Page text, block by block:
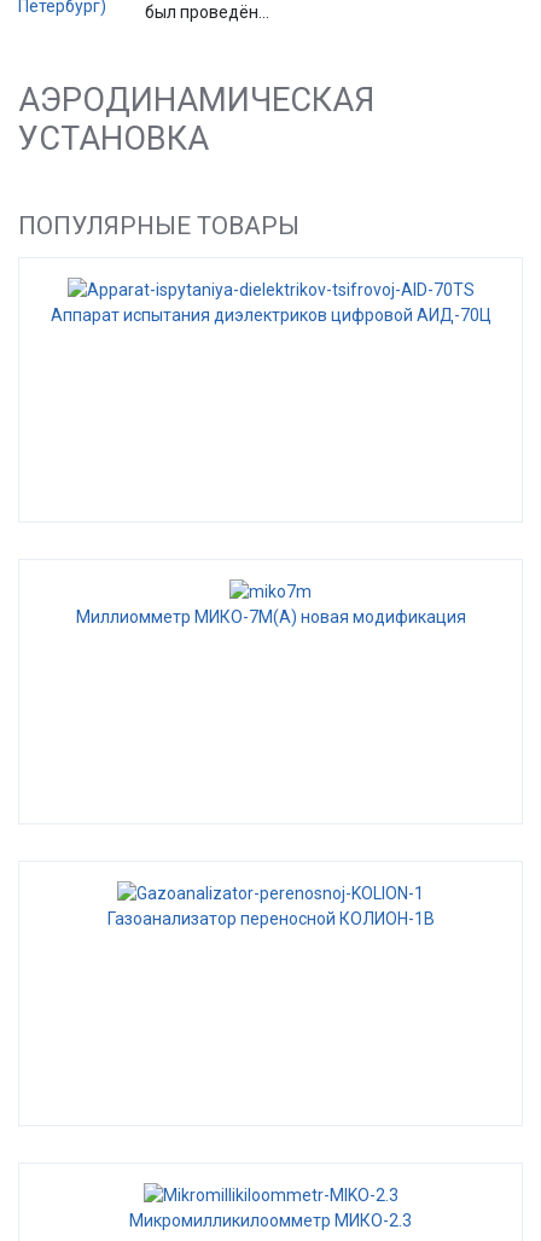
был проведён...
АЭРОДИНАМИЧЕСКАЯ
УСТАНОВКА
ПОПУЛЯРНЫЕ ТОВАРЫ
Аппарат испытания диэлектриков цифровой АИД-70Ц
Миллиомметр МИКО-7М(А) новая модификация
Газоанализатор переносной КОЛИОН-1В
Микромилликилоомметр МИКО-2.3